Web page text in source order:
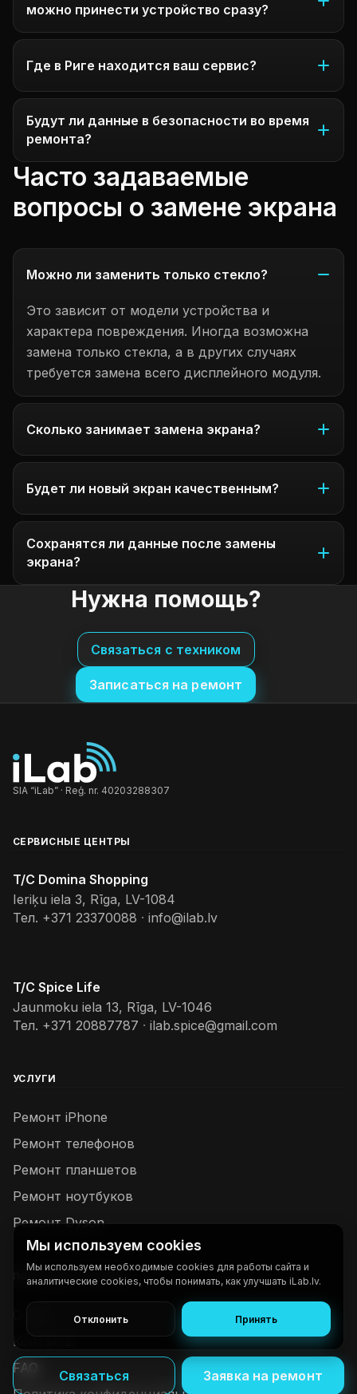
Связаться Заявка на ремонт
можно принести устройство сразу?
Где в Риге находится ваш сервис?
Будут ли данные в безопасности во время
ремонта?
Часто задаваемые
вопросы о замене экрана
Можно ли заменить только стекло?
Это зависит от модели устройства и
характера повреждения. Иногда возможна
замена только стекла, а в других случаях
требуется замена всего дисплейного модуля.
Сколько занимает замена экрана?
Будет ли новый экран качественным?
Сохранятся ли данные после замены
экрана?
Нужна помощь?
Связаться с техником
Записаться на ремонт
SIA “iLab” · Reģ. nr. 40203288307
СЕРВИСНЫЕ ЦЕНТРЫ
T/C Domina Shopping
Ieriķu iela 3, Rīga, LV-1084
Тел. +371 23370088 · info@ilab.lv
T/C Spice Life
Jaunmoku iela 13, Rīga, LV-1046
Тел. +371 20887787 · ilab.spice@gmail.com
УСЛУГИ
Ремонт iPhone
Ремонт телефонов
Ремонт планшетов
Ремонт ноутбуков
Ремонт Dyson
ПОЛЕЗНЫЕ ССЫЛКИ
Контакты
FAQ
Мы используем cookies
Мы используем необходимые cookies для работы сайта и
аналитические cookies, чтобы понимать, как улучшать iLab.lv.
Отклонить Принять